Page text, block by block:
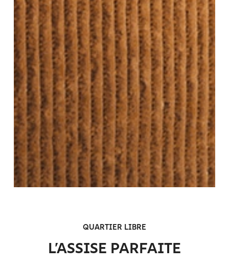
QUARTIER LIBRE
L’ASSISE PARFAITE